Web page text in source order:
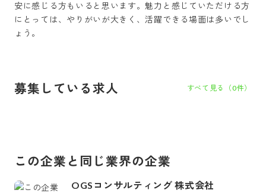
安に感じる方もいると思います。魅力と感じていただける方
にとっては、やりがいが大きく、活躍できる場面は多いでし
ょう。
募集している求人 すべて見る（0件）
この企業と同じ業界の企業
OGSコンサルティング 株式会社